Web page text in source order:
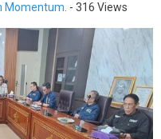
Momentum. - 316 Views